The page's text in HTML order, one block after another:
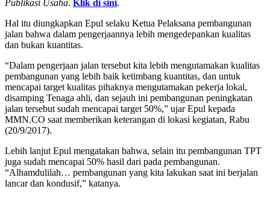
Publikasi Usaha. Klik di sini.
Hal itu diungkapkan Epul selaku Ketua Pelaksana pembangunan
jalan bahwa dalam pengerjaannya lebih mengedepankan kualitas
dan bukan kuantitas.
“Dalam pengerjaan jalan tersebut kita lebih mengutamakan kualitas
pembangunan yang lebih baik ketimbang kuantitas, dan untuk
mencapai target kualitas pihaknya mengutamakan pekerja lokal,
disamping Tenaga ahli, dan sejauh ini pembangunan peningkatan
jalan tersebut sudah mencapai target 50%,” ujar Epul kepada
MMN.CO saat memberikan keterangan di lokasi kegiatan, Rabu
(20/9/2017).
Lebih lanjut Epul mengatakan bahwa, selain itu pembangunan TPT
juga sudah mencapai 50% hasil dari pada pembangunan.
“Alhamdulilah… pembangunan yang kita lakukan saat ini berjalan
lancar dan kondusif,” katanya.